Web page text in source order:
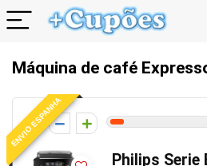
Máquina de café
ENVIO ESPANHA
3
Philips Serie